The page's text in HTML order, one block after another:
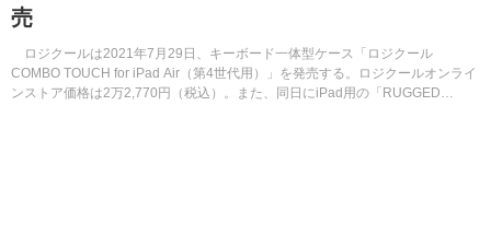
売
ロジクールは2021年7月29日、キーボード一体型ケース「ロジクール
COMBO TOUCH for iPad Air（第4世代用）」を発売する。ロジクールオンライ
ンストア価格は2万2,770円（税込）。また、同日にiPad用の「RUGGED